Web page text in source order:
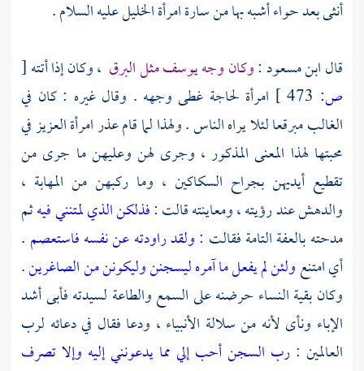
أنثى بعد حواء أشبه بها منسارةامرأة الخليل عليه السلام .
قالابن مسعود:وكان وجهيوسفمثل البرق ، وكان إذا أتته[
ص:
امرأة لحاجة غطى وجهه . وقال غيره : كان في
الغالب مبرقعا لئلا يراه الناس . ولهذا لما قام عذرامرأة العزيزفي
محبتها لهذا المعنى المذكور ، وجرى لهن وعليهن ما جرى من
تقطيع أيديهن بجراح السكاكين ، وما ركبهن من المهابة ،
والدهش عند رؤيته ، ومعاينته قالت :فذلكن الذي لمتنني فيهثم
مدحته بالعفة التامة فقالت :ولقد راودته عن نفسه فاستعصم .
أي امتنعولئن لم يفعل ما آمره ليسجنن وليكونن من الصاغرين.
وكان بقية النساء حرضنه على السمع والطاعة لسيدته فأبى أشد
الإباء ونأى لأنه من سلالة الأنبياء ، ودعا فقال في دعائه لرب
العالمين :رب السجن أحب إلي مما يدعونني إليه وإلا تصرف